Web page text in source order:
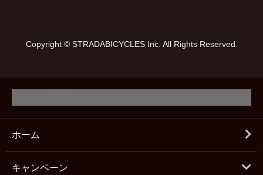
Copyright © STRADABICYCLES Inc. All Rights Reserved.
ホーム
キャンペーン